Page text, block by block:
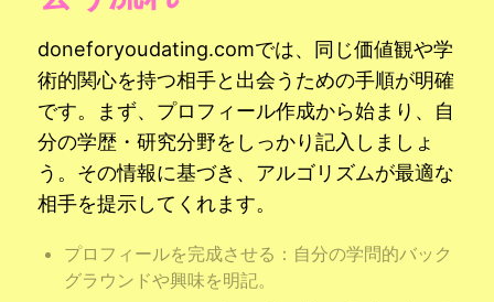
doneforyoudating.comでは、同じ価値観や学
術的関心を持つ相手と出会うための手順が明確
です。まず、プロフィール作成から始まり、自
分の学歴・研究分野をしっかり記入しましょ
う。その情報に基づき、アルゴリズムが最適な
相手を提示してくれます。
プロフィールを完成させる：自分の学問的バック
グラウンドや興味を明記。